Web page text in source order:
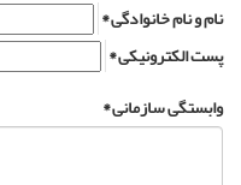
نام و نام خانوادگی *
پست الکترونیکی *
وابستگی سازمانی *